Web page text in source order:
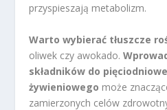
przyspieszają metabolizm.
Warto wybierać tłuszcze
oliwek czy awokado.
składników do
żywieniowego może
zamierzonych celów